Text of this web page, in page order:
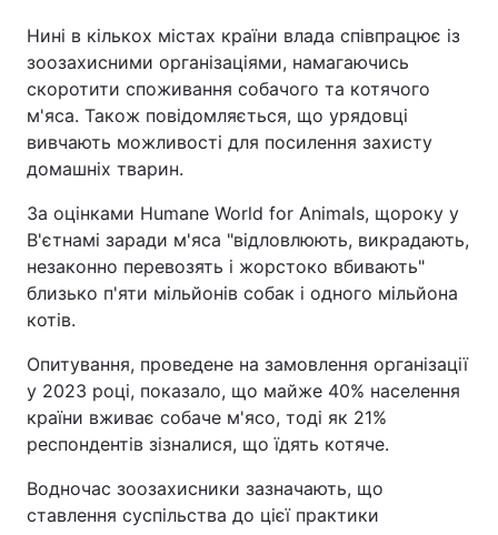
Нині в кількох містах країни влада співпрацює із
зоозахисними організаціями, намагаючись
скоротити споживання собачого та котячого
м'яса. Також повідомляється, що урядовці
вивчають можливості для посилення захисту
домашніх тварин.
За оцінками Humane World for Animals, щороку у
В'єтнамі заради м'яса "відловлюють, викрадають,
незаконно перевозять і жорстоко вбивають"
близько п'яти мільйонів собак і одного мільйона
котів.
Опитування, проведене на замовлення організації
у 2023 році, показало, що майже 40% населення
країни вживає собаче м'ясо, тоді як 21%
респондентів зізналися, що їдять котяче.
Водночас зоозахисники зазначають, що
ставлення суспільства до цієї практики